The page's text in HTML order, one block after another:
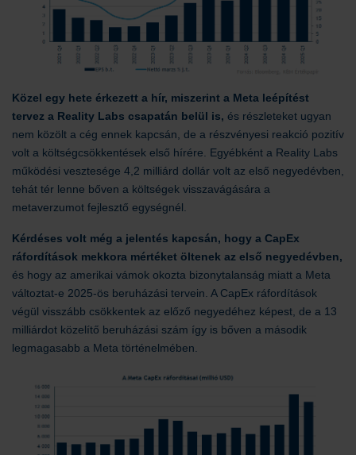
Közel egy hete érkezett a hír, miszerint a Meta leépítést
tervez a Reality Labs csapatán belül is, és részleteket ugyan
nem közölt a cég ennek kapcsán, de a részvényesi reakció pozitív
volt a költségcsökkentések első hírére. Egyébként a Reality Labs
működési vesztesége 4,2 milliárd dollár volt az első negyedévben,
tehát tér lenne bőven a költségek visszavágására a
metaverzumot fejlesztő egységnél.
Kérdéses volt még a jelentés kapcsán, hogy a CapEx
ráfordítások mekkora mértéket öltenek az első negyedévben,
és hogy az amerikai vámok okozta bizonytalanság miatt a Meta
változtat-e 2025-ös beruházási tervein. A CapEx ráfordítások
végül visszább csökkentek az előző negyedéhez képest, de a 13
milliárdot közelítő beruházási szám így is bőven a második
legmagasabb a Meta történelmében.